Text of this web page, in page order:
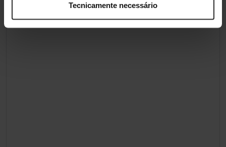
Tecnicamente necessário